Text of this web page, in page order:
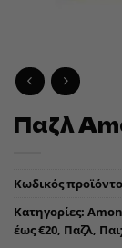
Παζλ
Κωδικός
Κατηγορίες:
έως €20, Παζλ,